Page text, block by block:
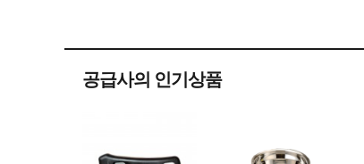
공급사의 인기상품